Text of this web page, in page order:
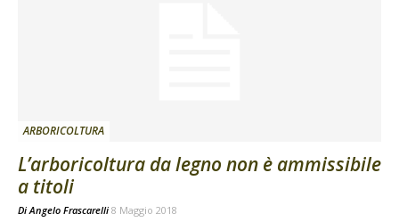
ARBORICOLTURA
L’arboricoltura da legno non è ammissibile
a titoli
DiAngelo Frascarelli 8 Maggio 2018